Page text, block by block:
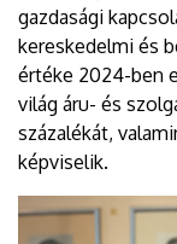
gazdasági
kereskedelmi és
értéke 2024-ben
világ áru- és
százalékát,
képviselik.